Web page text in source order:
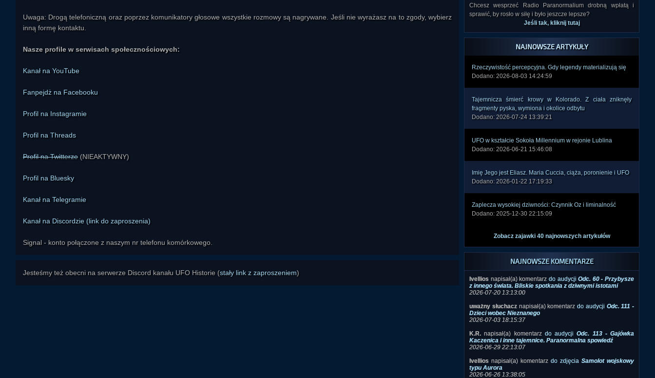
Uwaga: Drogą telefoniczną oraz poprzez komunikatory głosowe wszystkie rozmowy są nagrywane. Jeśli nie wyrażasz na to zgody, wybierz
inną formę kontaktu.
Nasze profile w serwisach społecznościowych:
Kanał na YouTube
Fanpejdż na Facebooku
Profil na Instagramie
Profil na Threads
Profil na Twitterze(NIEAKTYWNY)
Profil na Bluesky
Kanał na Telegramie
Kanał na Discordzie (link do zaproszenia)
Signal - konto połączone z naszym nr telefonu komórkowego.
Jesteśmy też obecni na serwerze Discord kanału UFO Historie (stały link z zaproszeniem)
Jeśli tak, kliknij tutaj
NAJNOWSZE ARTYKUŁY
Rzeczywistość percepcyjna. Gdy legendy materializują się
Dodano: 2026-07-24 13:39:21
NAJNOWSZE KOMENTARZE
napisał(a) komentarzdo audycjiOdc. 60 - Przybysze
z innego świata. Bliskie spotkania z dziwnymi istotami
2026-07-20 13:13:00
uważny słuchacznapisał(a) komentarz do audycji
2026-07-03 18:15:37
K.R. napisał(a) komentarz
2026-06-29 22:13:07
Ivelliosnapisał(a) komentarz
Samolot wojskowy
2026-06-26 13:38:05
Hekatombnapisał(a) komentarz